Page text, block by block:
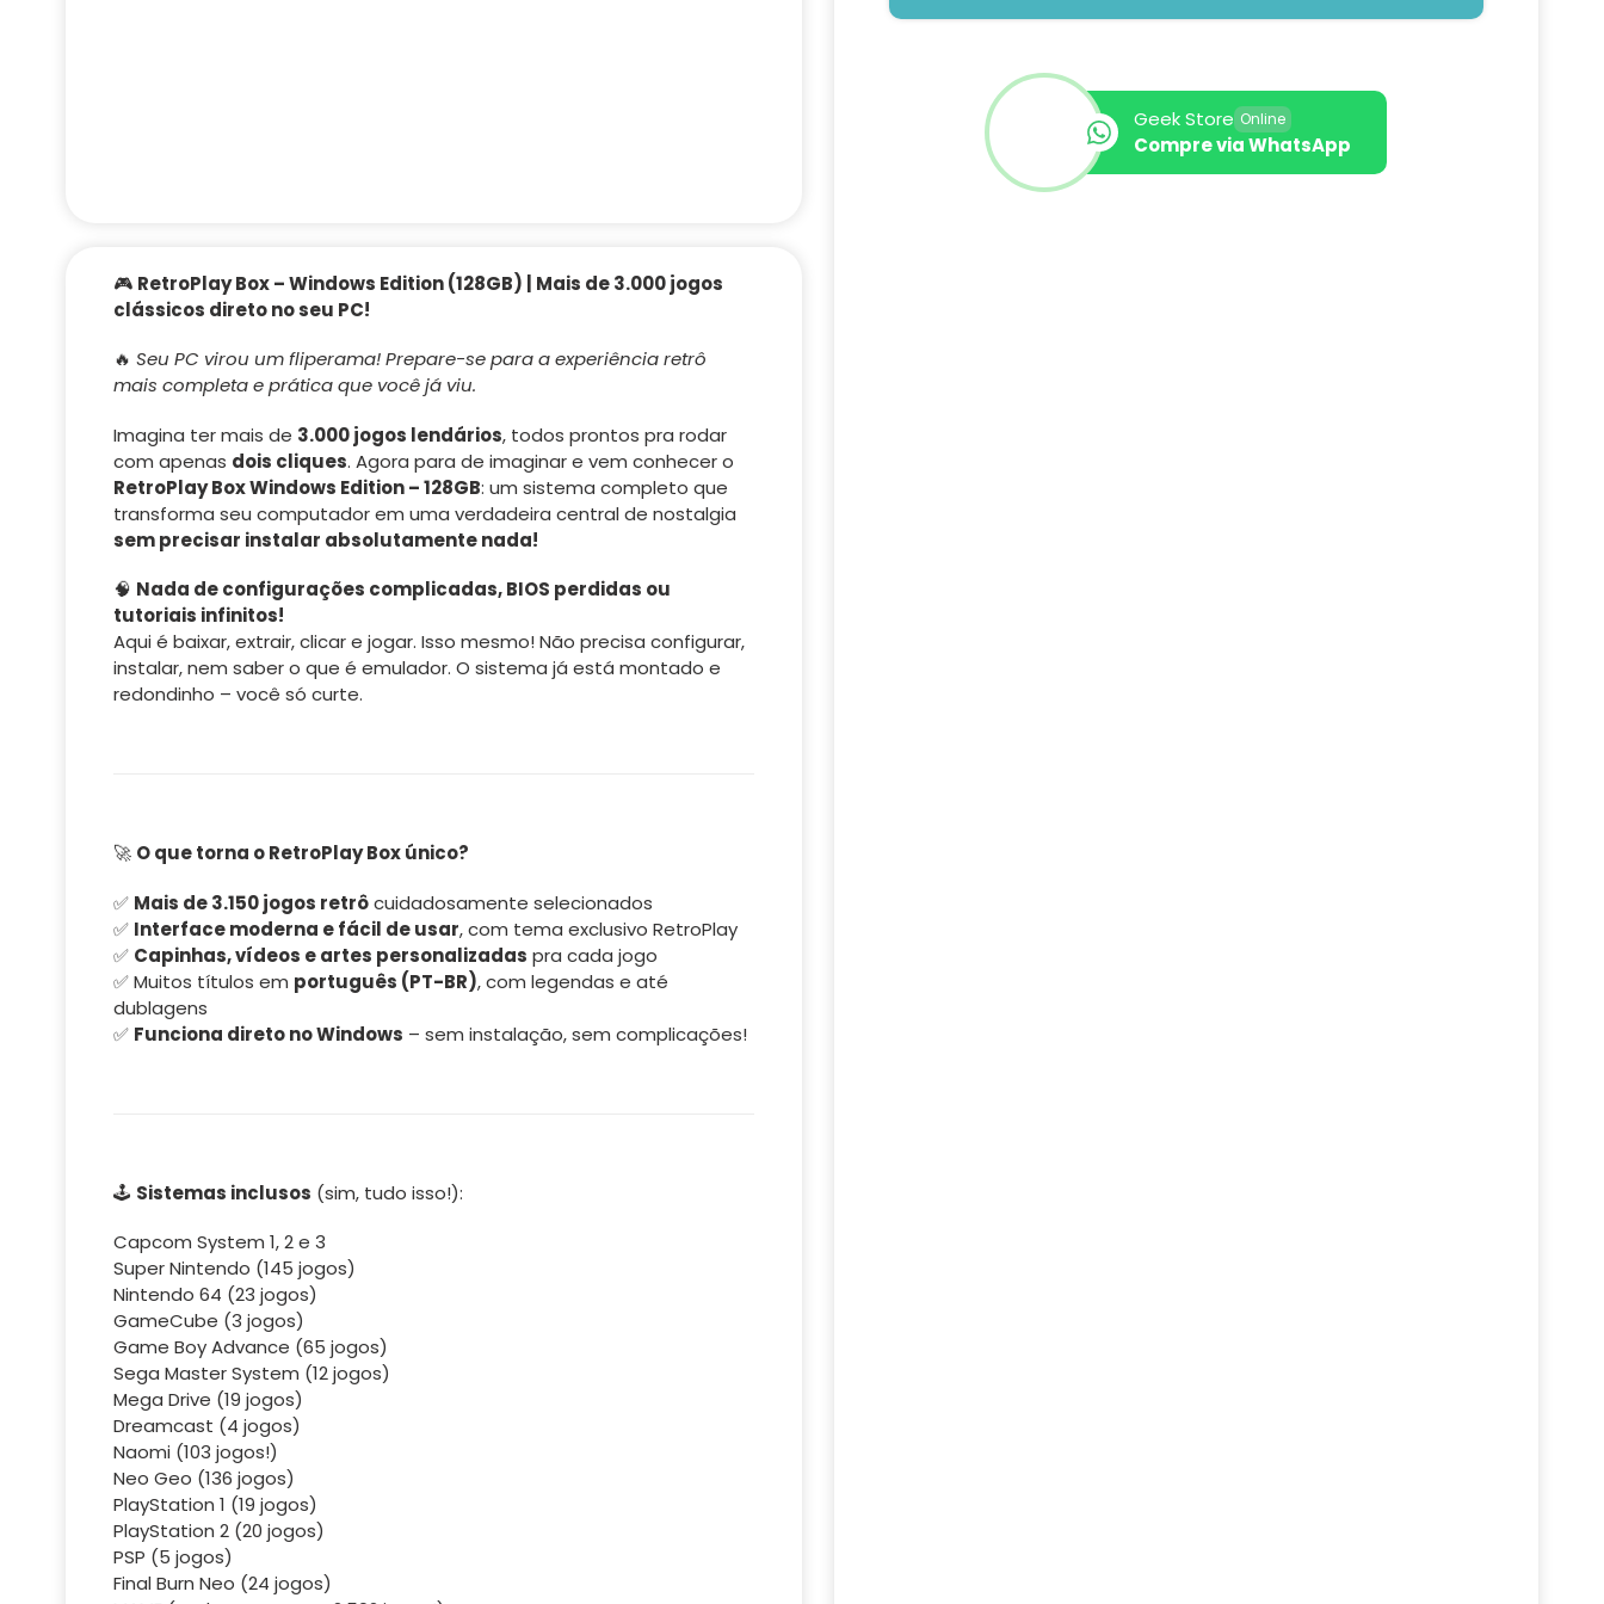
Geek Store Online
Compre via WhatsApp
🎮 RetroPlay Box – Windows Edition (128GB) | Mais de 3.000 jogos
clássicos direto no seu PC!
🔥 Seu PC virou um fliperama! Prepare-se para a experiência retrô
mais completa e prática que você já viu.
Imagina ter mais de 3.000 jogos lendários, todos prontos pra rodar
com apenas dois cliques. Agora para de imaginar e vem conhecer o
RetroPlay Box Windows Edition – 128GB: um sistema completo que
transforma seu computador em uma verdadeira central de nostalgia
sem precisar instalar absolutamente nada!
🧠 Nada de configurações complicadas, BIOS perdidas ou
tutoriais infinitos!
Aqui é baixar, extrair, clicar e jogar. Isso mesmo! Não precisa configurar,
instalar, nem saber o que é emulador. O sistema já está montado e
redondinho – você só curte.
🚀 O que torna o RetroPlay Box único?
✅ Mais de 3.150 jogos retrôcuidadosamente selecionados
✅ Interface moderna e fácil de usar, com tema exclusivo RetroPlay
✅ Capinhas, vídeos e artes personalizadas pra cada jogo
✅ Muitos títulos em português (PT-BR), com legendas e até
dublagens
✅ Funciona direto no Windows – sem instalação, sem complicações!
🕹️ Sistemas inclusos (sim, tudo isso!):
Capcom System 1, 2 e 3
Super Nintendo (145 jogos)
Nintendo 64 (23 jogos)
GameCube (3 jogos)
Game Boy Advance (65 jogos)
Sega Master System (12 jogos)
Mega Drive (19 jogos)
Dreamcast (4 jogos)
Naomi (103 jogos!)
Neo Geo (136 jogos)
PlayStation 1 (19 jogos)
PlayStation 2 (20 jogos)
PSP (5 jogos)
Final Burn Neo (24 jogos)